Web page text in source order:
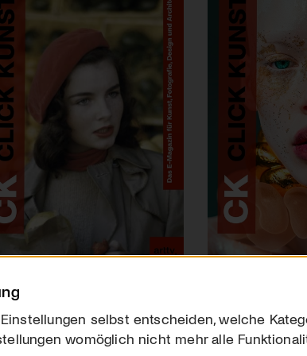
uns
Downloads
selbst entscheiden, welche
womöglich nicht mehr alle